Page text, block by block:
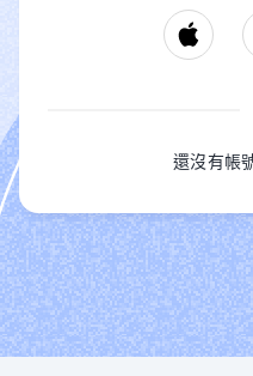
還沒有帳